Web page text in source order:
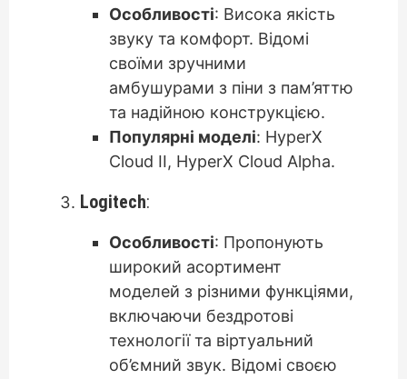
Особливості: Висока якість
звуку та комфорт. Відомі
своїми зручними
амбушурами з піни з пам’яттю
та надійною конструкцією.
Популярні моделі: HyperX
Cloud II, HyperX Cloud Alpha.
Logitech:
Особливості: Пропонують
широкий асортимент
моделей з різними функціями,
включаючи бездротові
технології та віртуальний
об’ємний звук. Відомі своєю